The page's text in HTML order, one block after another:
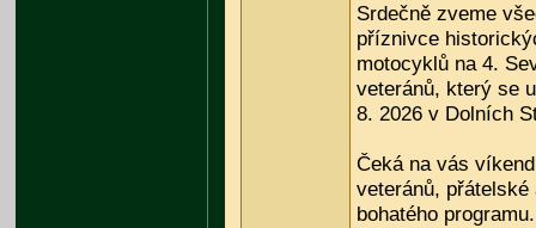
Srdečně zveme
příznivce
motocyklů na 4.
veteránů, který se
8. 2026 v Dolních
Čeká na vás
veteránů, přátelské
bohatého